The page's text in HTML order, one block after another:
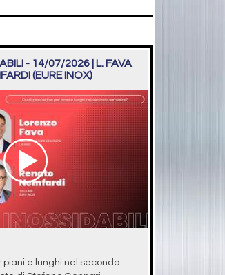
- 14/07/2026 | L. FAVA
(EURE INOX)
piani e lunghi nel secondo